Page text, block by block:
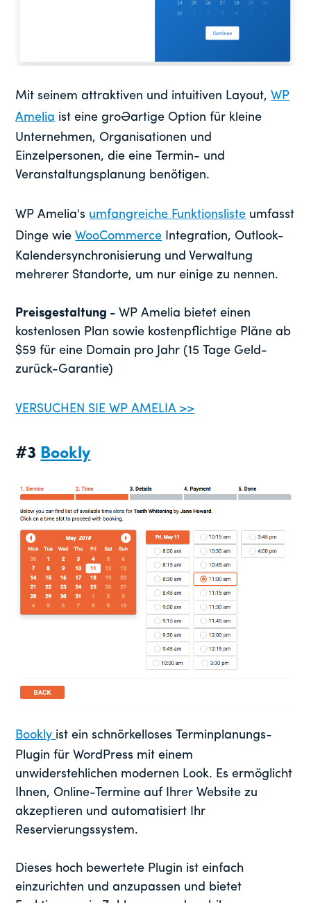
Mit seinem attraktiven und intuitiven Layout,WP
Amelia ist eine großartige Option für kleine
Unternehmen, Organisationen und
Einzelpersonen, die eine Termin- und
Veranstaltungsplanung benötigen.
WP Amelia's umfangreiche Funktionsliste umfasst
Dinge wieWooCommerce Integration, Outlook-
Kalendersynchronisierung und Verwaltung
mehrerer Standorte, um nur einige zu nennen.
Preisgestaltung -WP Amelia bietet einen
kostenlosen Plan sowie kostenpflichtige Pläne ab
$59 für eine Domain pro Jahr (15 Tage Geld-
zurück-Garantie)
VERSUCHEN SIE WP AMELIA >>
#3 Bookly
Bookly ist ein schnörkelloses Terminplanungs-
Plugin für WordPress mit einem
unwiderstehlichen modernen Look. Es ermöglicht
Ihnen, Online-Termine auf Ihrer Website zu
akzeptieren und automatisiert Ihr
Reservierungssystem.
Dieses hoch bewertete Plugin ist einfach
einzurichten und anzupassen und bietet